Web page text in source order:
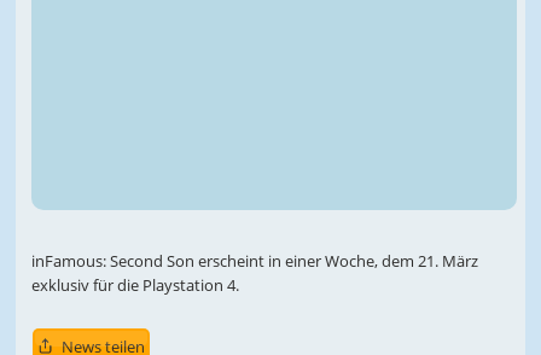
inFamous: Second Son erscheint in einer Woche, dem 21. März
exklusiv für die Playstation 4.
News teilen